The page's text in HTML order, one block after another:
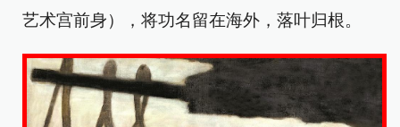
艺术宫前身），将功名留在海外，落叶归根。